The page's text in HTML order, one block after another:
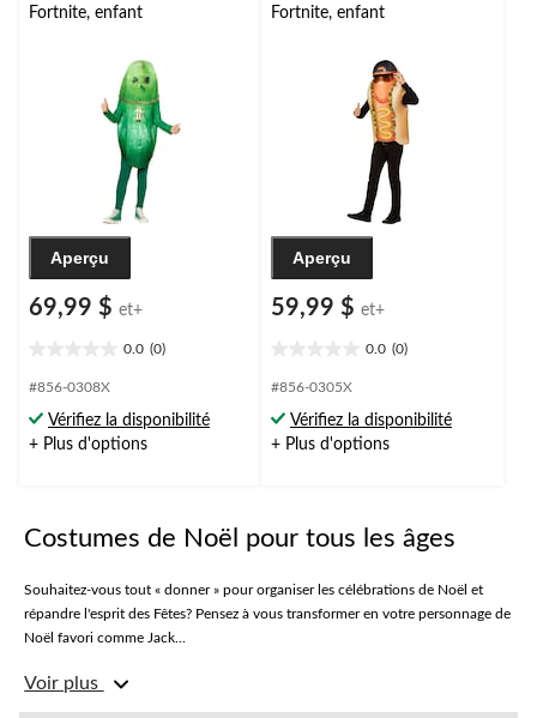
Fortnite, enfant
Aperçu
69,99 $ et+
0.0 (0)
étoile(s)
5.
#856-0308X
Vérifiez la disponibilité
+ Plus d'options
Fortnite, enfant
Aperçu
59,99 $ et+
0.0 (0)
étoile(s)
5.
#856-0305X
Vérifiez la disponibilité
+ Plus d'options
Costumes de Noël pour tous les âges
Souhaitez-vous tout « donner » pour organiser les célébrations de Noël et
répandre l'esprit des Fêtes? Pensez à vous transformer en votre personnage de
Noël favori comme Jack...
• costumes de père Noël
• chapeaux et barbes de père Noël
Voir plus